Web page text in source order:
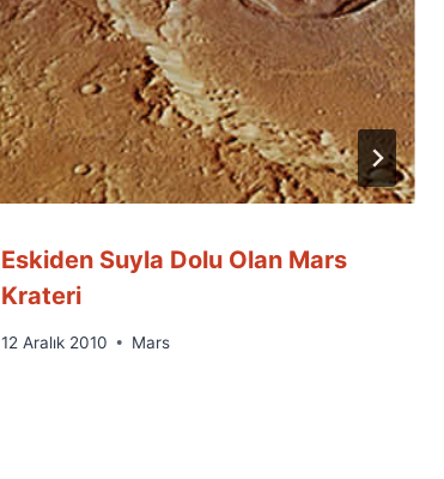
Eskiden Suyla Dolu Olan Mars
Krateri
By
12 Aralık 2010 Mars